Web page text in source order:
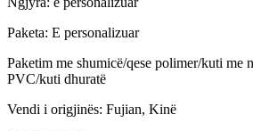
Paketa: E personalizuar
Paketim me shumicë/qese polimer/kuti me
PVC/kuti dhuratë
Vendi i origjinës: Fujian, Kinë